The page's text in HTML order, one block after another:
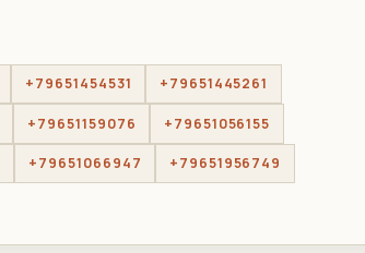
+79651454531 +79651445261
+79651159076 +79651056155
+79651066947 +79651956749